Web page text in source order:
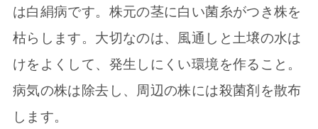
は白絹病です。株元の茎に白い菌糸がつき株を
枯らします。大切なのは、風通しと土壌の水は
けをよくして、発生しにくい環境を作ること。
病気の株は除去し、周辺の株には殺菌剤を散布
します。